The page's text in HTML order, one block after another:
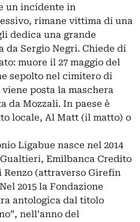
un incidente in
rimane vittima di una
dedica una grande
da Sergio Negri. Chiede di
muore il 27 maggio del
sepolto nel cimitero di
posta la maschera
da Mozzali. In paese è
locale, Al Matt (il matto) o
Ligabue nasce nel 2014
Emilbanca Credito
Renzo (attraverso Girefin
2015 la Fondazione
antologica dal titolo
nell’anno del